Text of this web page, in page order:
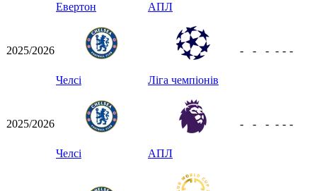
Евертон АПЛ
2025/2026
Челсі Ліга чемпіонів
- - - - - -
2025/2026
Челсі АПЛ
- - - - - -